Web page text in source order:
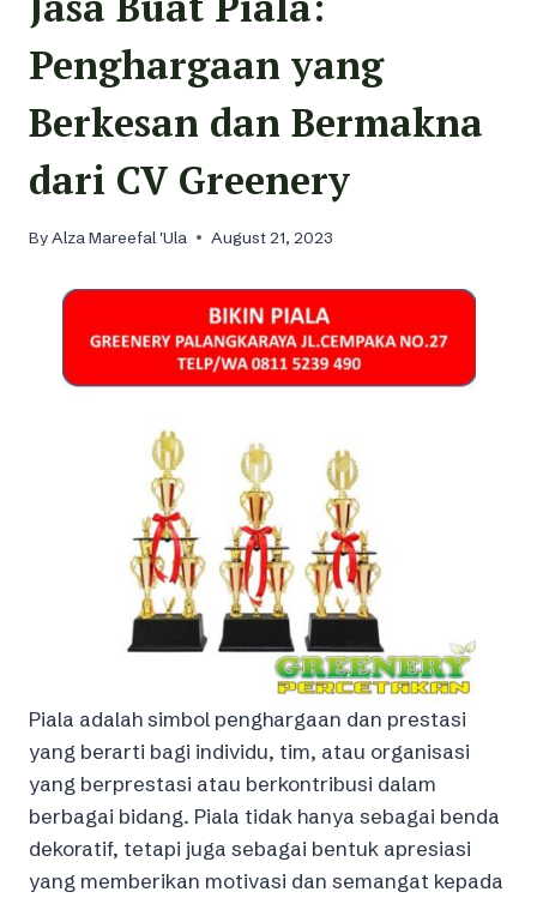
Penghargaan yang
Berkesan dan Bermakna
dari CV Greenery
ByAlza Mareefal 'Ula August 21, 2023
Piala adalah simbol penghargaan dan prestasi
yang berarti bagi individu, tim, atau organisasi
yang berprestasi atau berkontribusi dalam
berbagai bidang. Piala tidak hanya sebagai benda
dekoratif, tetapi juga sebagai bentuk apresiasi
yang memberikan motivasi dan semangat kepada